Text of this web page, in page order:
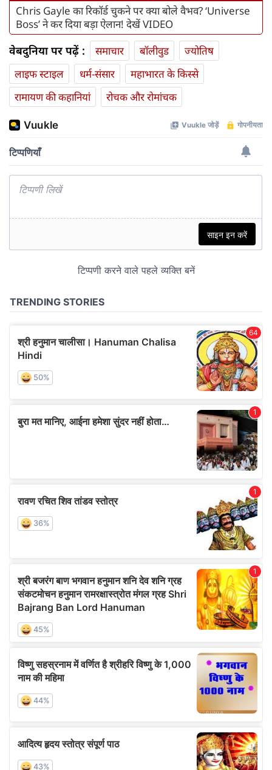
Chris Gayle का रिकॉर्ड चुकने पर क्या बोले वैभव? ‘Universe
Boss’ ने कर दिया बड़ा ऐलान! देखें VIDEO
वेबदुनिया पर पढ़ें : समाचार बॉलीवुड
ज्योतिष
लाइफ स्‍टाइल
धर्म-संसार
महाभारत के किस्से
रामायण की कहानियां
रोचक और रोमांचक